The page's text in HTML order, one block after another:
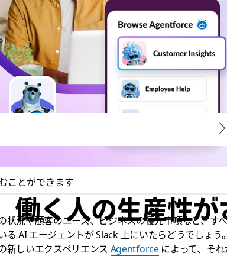
く人の生産性が
ことができます
状況や顧客のニーズ、ビジネスの優先事項など、す
る AI エージェントが Slack 上にいたらどうでしょう。
新しいエクスペリエンス Agentforceによって、それ